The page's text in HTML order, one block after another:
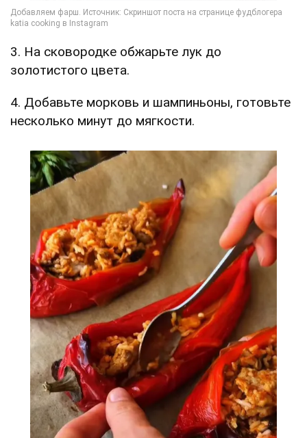
3. На сковородке обжарьте лук до
золотистого цвета.
4. Добавьте морковь и шампиньоны, готовьте
несколько минут до мягкости.